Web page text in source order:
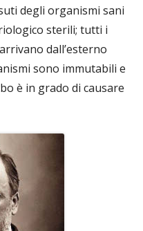
degli organismi sani
sterili; tutti i
dall’esterno
sono immutabili e
è in grado di causare